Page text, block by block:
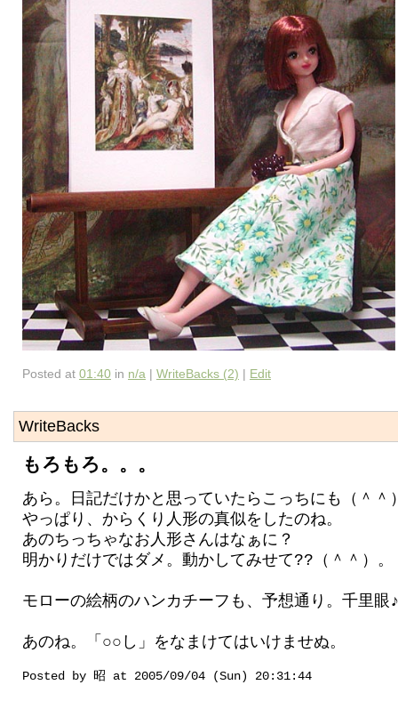
Posted at 01:40 in n/a WriteBacks (2) Edit
WriteBacks
もろもろ。。。
あら。日記だけかと思っていたらこっちにも（＾＾
やっぱり、からくり人形の真似をしたのね。
あのちっちゃなお人形さんはなぁに？
明かりだけではダメ。動かしてみせて??（＾＾）。
モローの絵柄のハンカチーフも、予想通り。千里眼
あのね。「○○し」をなまけてはいけませぬ。
Posted by 昭 at 2005/09/04 (Sun) 20:31:44